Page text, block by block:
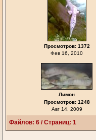
Просмотров: 1372
Фев 16, 2010
Лимон
Просмотров: 1248
Авг 14, 2009
Файлов: 6 / Страниц: 1